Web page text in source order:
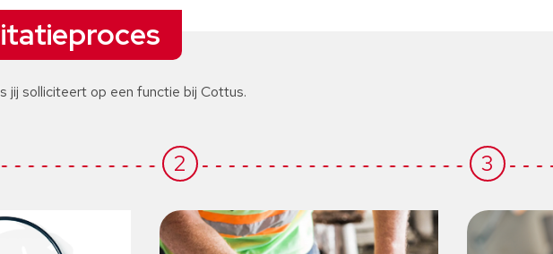
jij solliciteert op een functie bij Cottus.
2 3